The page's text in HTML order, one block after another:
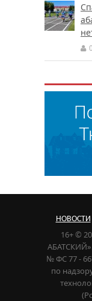
НОВОСТИ
16+ ©
№ ФС 77 -
по